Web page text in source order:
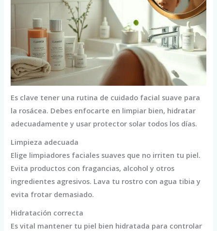
Es clave tener una rutina de cuidado facial suave para
la rosácea. Debes enfocarte en limpiar bien, hidratar
adecuadamente y usar protector solar todos los días.
Limpieza adecuada
Elige limpiadores faciales suaves que no irriten tu piel.
Evita productos con fragancias, alcohol y otros
ingredientes agresivos. Lava tu rostro con agua tibia y
evita frotar demasiado.
Hidratación correcta
Es vital mantener tu piel bien hidratada para controlar